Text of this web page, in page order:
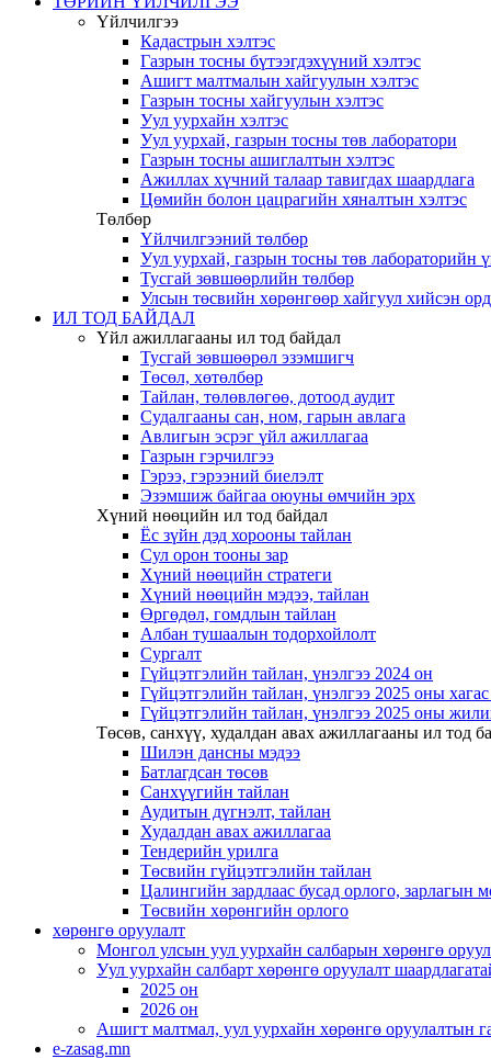
Үйлчилгээ
Кадастрын хэлтэс
Газрын тосны бүтээгдэхүүний хэлтэс
Ашигт малтмалын хайгуулын хэлтэс
Газрын тосны хайгуулын хэлтэс
Уул уурхайн хэлтэс
Уул уурхай, газрын тосны төв лаборатори
Газрын тосны ашиглалтын хэлтэс
Ажиллах хүчний талаар тавигдах шаардлага
Цөмийн болон цацрагийн хяналтын хэлтэс
Төлбөр
Үйлчилгээний төлбөр
Уул уурхай, газрын тосны төв лабораторийн
Тусгай зөвшөөрлийн төлбөр
Улсын төсвийн хөрөнгөөр хайгуул хийсэн
ИЛ ТОД БАЙДАЛ
Үйл ажиллагааны ил тод байдал
Тусгай зөвшөөрөл эзэмшигч
Төсөл, хөтөлбөр
Тайлан, төлөвлөгөө, дотоод аудит
Судалгааны сан, ном, гарын авлага
Авлигын эсрэг үйл ажиллагаа
Газрын гэрчилгээ
Гэрээ, гэрээний биелэлт
Эзэмшиж байгаа оюуны өмчийн эрх
Хүний нөөцийн ил тод байдал
Ёс зүйн дэд хорооны тайлан
Сул орон тооны зар
Хүний нөөцийн стратеги
Хүний нөөцийн мэдээ, тайлан
Өргөдөл, гомдлын тайлан
Албан тушаалын тодорхойлолт
Сургалт
Гүйцэтгэлийн тайлан, үнэлгээ 2024 он
Гүйцэтгэлийн тайлан, үнэлгээ 2025 оны
Гүйцэтгэлийн тайлан, үнэлгээ 2025 оны
Төсөв, санхүү, худалдан авах ажиллагааны ил тод
Шилэн дансны мэдээ
Батлагдсан төсөв
Санхүүгийн тайлан
Аудитын дүгнэлт, тайлан
Худалдан авах ажиллагаа
Тендерийн урилга
Төсвийн гүйцэтгэлийн тайлан
Цалингийн зардлаас бусад орлого, зарлагын
Төсвийн хөрөнгийн орлого
хөрөнгө оруулалт
Монгол улсын уул уурхайн салбарын хөрөнгө
Уул уурхайн салбарт хөрөнгө оруулалт
2025 он
2026 он
Ашигт малтмал, уул уурхайн хөрөнгө оруулалтын
e-zasag.mn